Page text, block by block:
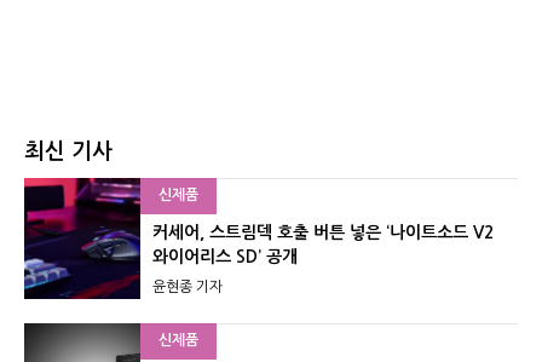
최신 기사
신제품
커세어, 스트림덱 호출 버튼 넣은 ‘나이트소드 V2
와이어리스 SD’ 공개
윤현종 기자
신제품